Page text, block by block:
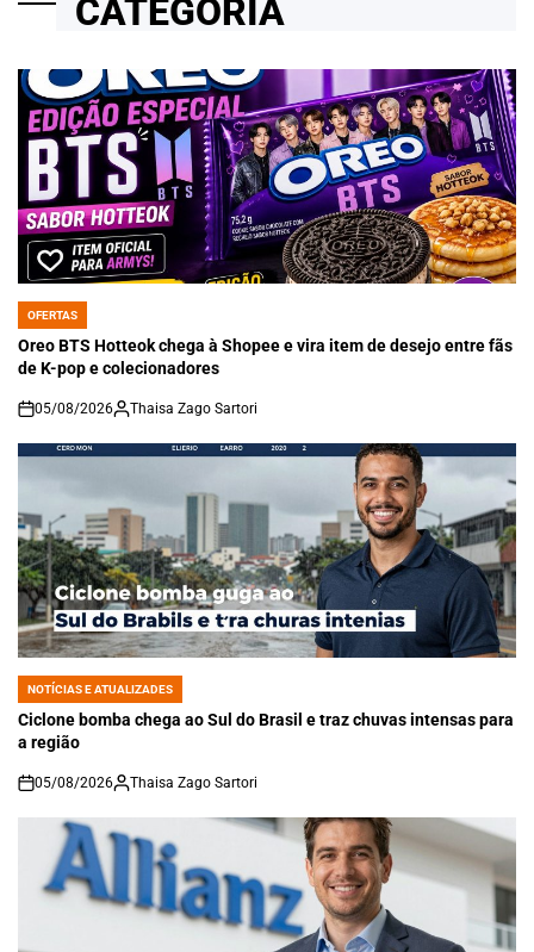
CATEGORIA
POSTED
IN
OFERTAS
Oreo BTS Hotteok chega à Shopee e vira item de desejo entre fãs
de K-pop e colecionadores
on
05/08/2026 Thaisa Zago Sartori
POSTED
IN
NOTÍCIAS E ATUALIZADES
Ciclone bomba chega ao Sul do Brasil e traz chuvas intensas para
a região
on
05/08/2026 Thaisa Zago Sartori